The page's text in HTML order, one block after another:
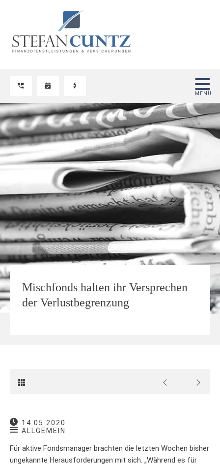
Mischfonds halten ihr Versprechen
der Verlustbegrenzung
14.05.2020
ALLGEMEIN
Für aktive Fondsmanager brachten die letzten Wochen bisher
ungekannte Herausforderungen mit sich. „Während es für